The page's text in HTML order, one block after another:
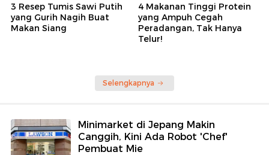
3 Resep Tumis Sawi Putih
yang Gurih Nagih Buat
Makan Siang
4 Makanan Tinggi Protein
yang Ampuh Cegah
Peradangan, Tak Hanya
Telur!
Selengkapnya
Minimarket di Jepang Makin
Canggih, Kini Ada Robot 'Chef'
Pembuat Mie